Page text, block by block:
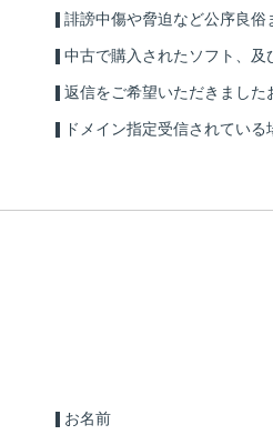
誹謗中傷や脅迫など公序良俗
中古で購入されたソフト、及
返信をご希望いただきました
ドメイン指定受信されてい
お名前